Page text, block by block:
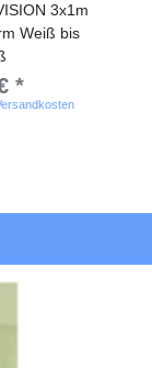
3x1m
Weiß bis
*